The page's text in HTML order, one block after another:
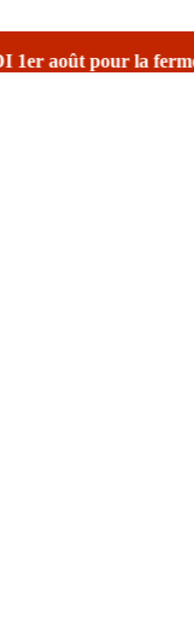
prévu le 17 août